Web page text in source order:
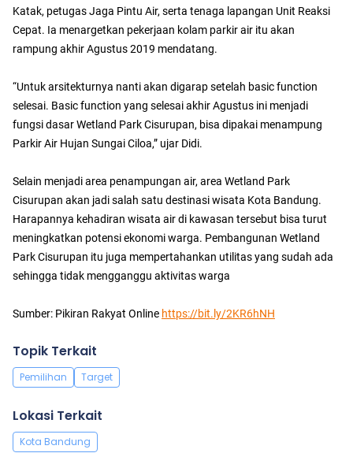
Katak, petugas Jaga Pintu Air, serta tenaga lapangan Unit Reaksi
Cepat. Ia menargetkan pekerjaan kolam parkir air itu akan
rampung akhir Agustus 2019 mendatang.
“Untuk arsitekturnya nanti akan digarap setelah basic function
selesai. Basic function yang selesai akhir Agustus ini menjadi
fungsi dasar Wetland Park Cisurupan, bisa dipakai menampung
Parkir Air Hujan Sungai Ciloa,” ujar Didi.
Selain menjadi area penampungan air, area Wetland Park
Cisurupan akan jadi salah satu destinasi wisata Kota Bandung.
Harapannya kehadiran wisata air di kawasan tersebut bisa turut
meningkatkan potensi ekonomi warga. Pembangunan Wetland
Park Cisurupan itu juga mempertahankan utilitas yang sudah ada
sehingga tidak mengganggu aktivitas warga
Sumber: Pikiran Rakyat Online https://bit.ly/2KR6hNH
Topik Terkait
Pemilihan Target
Lokasi Terkait
Kota Bandung